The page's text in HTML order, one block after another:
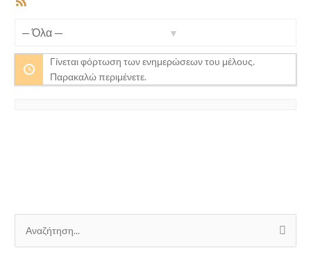
Γίνεται φόρτωση των ενημερώσεων του μέλους.
Παρακαλώ περιμένετε.